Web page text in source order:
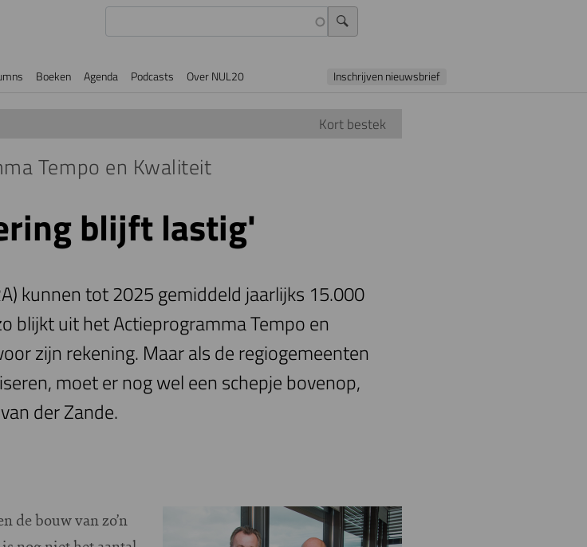
Boeken Agenda Podcasts Over NUL20 Inschrijven nieuwsbrief
Kort bestek
Tempo en Kwaliteit
blijft lastig'
kunnen tot 2025 gemiddeld jaarlijks 15.000
blijkt uit het Actieprogramma Tempo en
zijn rekening. Maar als de regiogemeenten
moet er nog wel een schepje bovenop,
der Zande.
de bouw van zo’n